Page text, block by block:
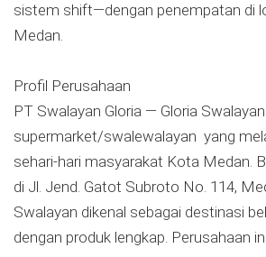
sistem shift—dengan penempatan di
Medan.
Profil Perusahaan
PT Swalayan Gloria — Gloria
supermarket/swalewalayan yang
sehari-hari masyarakat Kota Medan.
di Jl. Jend. Gatot Subroto No. 114,
Swalayan dikenal sebagai destinasi
dengan produk lengkap. Perusahaan